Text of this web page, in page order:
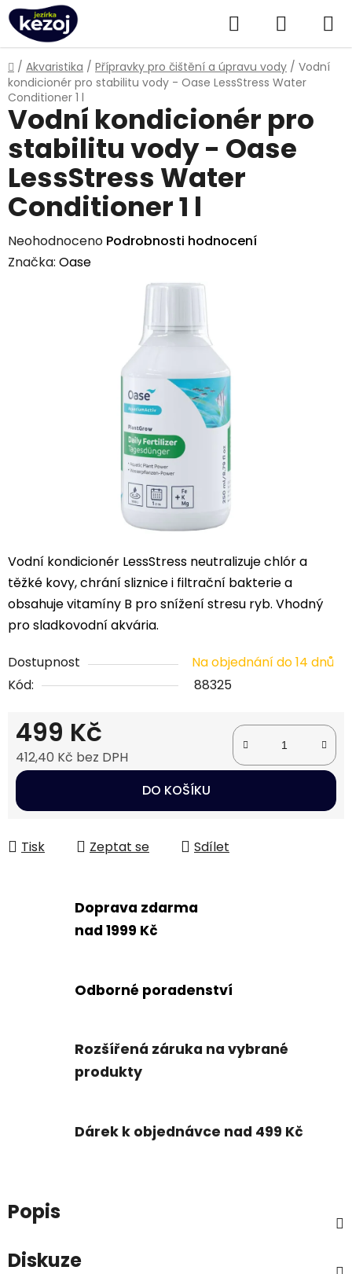
Přejít
na
obsah
Hledat
KOŠÍK
Domů
/ Akvaristika / Přípravky pro čištění a úpravu vody / Vodní
kondicionér pro stabilitu vody - Oase LessStress Water
Conditioner 1 l
Vodní kondicionér LessStress neutralizuje chlór a
těžké kovy, chrání sliznice i filtrační bakterie a
obsahuje vitamíny B pro snížení stresu ryb. Vhodný
pro sladkovodní akvária.
Dostupnost
Na objednání do 14 dnů
Kód:
88325
499 Kč
412,40 Kč bez DPH
Měrná cena:
DO KOŠÍKU
Tisk Zeptat se Sdílet
Vodní kondicionér pro
stabilitu vody - Oase
LessStress Water
Conditioner 1 l
Průměrné
hodnocení
Neohodnoceno Podrobnosti hodnocení
Značka: Oase
Doprava zdarma
nad 1999 Kč
Odborné poradenství
Rozšířená záruka na vybrané
produkty
Dárek k objednávce nad 499 Kč
Popis
Diskuze